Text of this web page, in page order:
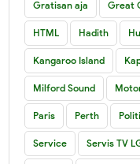
Gratisan aja Great
HTML Hadith
Kangaroo Island
Milford Sound
Paris Perth
Service Servis TV